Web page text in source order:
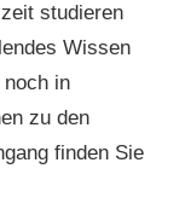
studieren
Wissen
in
zu den
finden Sie